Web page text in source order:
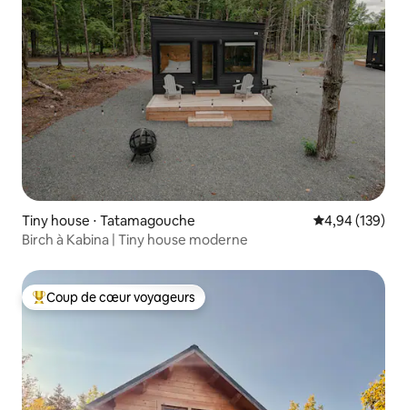
Tiny house ⋅ Tatamagouche Évaluation
4,94 (139)
Birch à Kabina | Tiny house moderne
Coups de cœur voyageurs les plus appréciés
Coup de cœur voyageurs